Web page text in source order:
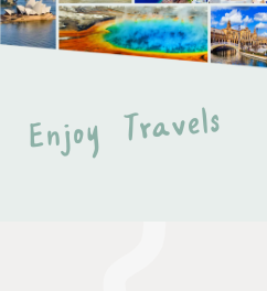
Enjoy Travels